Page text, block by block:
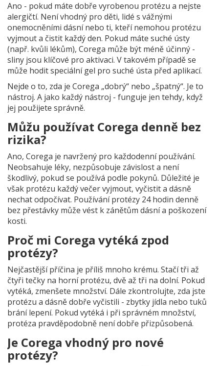
Ano - pokud máte dobře vyrobenou protézu a nejste
alergičtí. Není vhodný pro děti, lidé s vážnými
onemocněními dásní nebo ti, kteří nemohou protézu
vyjmout a čistit každý den. Pokud máte suché ústy
(např. kvůli lékům), Corega může být méně účinný -
sliny jsou klíčové pro aktivaci. V takovém případě se
může hodit speciální gel pro suché ústa před aplikací.
Nejde o to, zda je Corega „dobrý“ nebo „špatný“. Je to
nástroj. A jako každý nástroj - funguje jen tehdy, když
jej použijete správně.
Můžu používat Corega denně bez
rizika?
Ano, Corega je navržený pro každodenní používání.
Neobsahuje léky, nezpůsobuje závislost a není
škodlivý, pokud se používá podle pokynů. Důležité je
však protézu každý večer vyjmout, vyčistit a dásně
nechat odpočívat. Používání protézy 24 hodin denně
bez přestávky může vést k zánětům dásní a poškození
kosti.
Proč mi Corega vytéká zpod
protézy?
Nejčastější příčina je příliš mnoho krému. Stačí tři až
čtyři tečky na horní protézu, dvě až tři na dolní. Pokud
vytéká, zmenšete množství. Dále zkontrolujte, zda jste
protézu a dásně dobře vyčistili - zbytky jídla nebo tuků
brání lepení. Pokud vytéká i při správném množství,
protéza pravděpodobně není dobře přizpůsobená.
Je Corega vhodný pro nové
protézy?